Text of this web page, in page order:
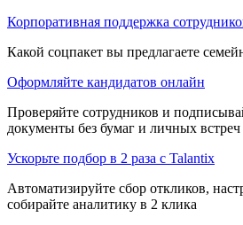
Корпоративная поддержка
Какой соцпакет вы предлагаете
Оформляйте кандидатов онлайн
Проверяйте сотрудников и
документы без бумаг и личных встреч
Ускорьте подбор в 2 раза с Talantix
Автоматизируйте сбор откликов,
собирайте аналитику в 2 клика